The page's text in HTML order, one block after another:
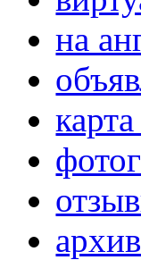
на
архив